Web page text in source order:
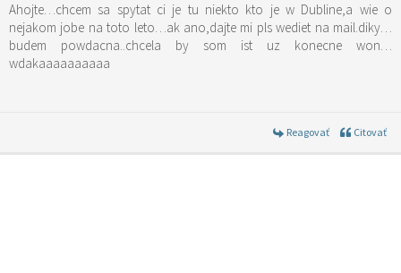
Ahojte…chcem sa spytat ci je tu niekto kto je w Dubline,a wie o
nejakom jobe na toto leto…ak ano,dajte mi pls wediet na mail.diky…
budem powdacna..chcela by som ist uz konecne won…
wdakaaaaaaaaaa
Reagovať Citovať